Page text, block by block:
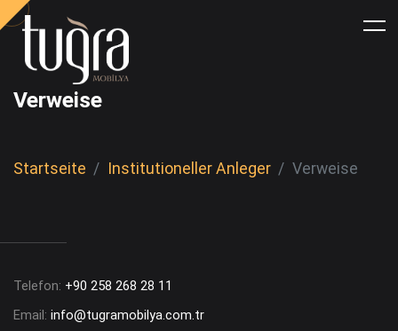
Verweise
Startseite Institutioneller Anleger Verweise
Telefon: +90 258 268 28 11
Email: info@tugramobilya.com.tr